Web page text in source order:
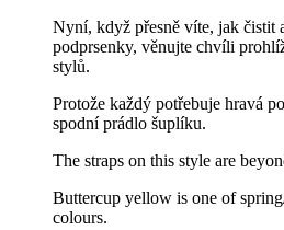
Nyní, když přesně víte, jak čistit
podprsenky, věnujte chvíli
stylů.
Protože každý potřebuje hravá
spodní prádlo šuplíku.
The straps on this style are
Buttercup yellow is one of
colours.